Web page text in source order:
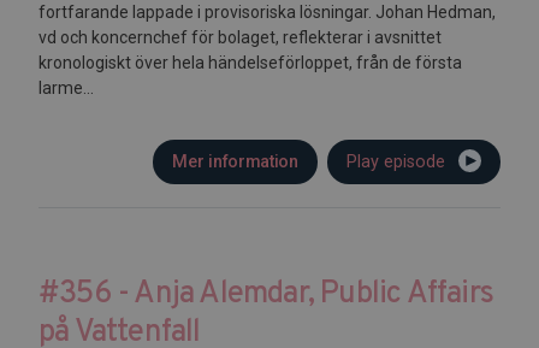
fortfarande lappade i provisoriska lösningar. Johan Hedman,
vd och koncernchef för bolaget, reflekterar i avsnittet
kronologiskt över hela händelseförloppet, från de första
larme...
Play episode
Mer information
#356 - Anja Alemdar, Public Affairs
på Vattenfall